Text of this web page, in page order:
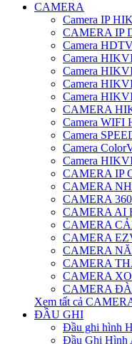
CAMERA
Camera IP
CAMERA IP
Camera
Camera
Camera
Camera
Camera
CAMERA
Camera WIFI
Camera
Camera
Camera
CAMERA IP
CAMERA
CAMERA
CAMERA AI
CAMERA
CAMERA
CAMERA
CAMERA
CAMERA
CAMERA
Xem tất cả
ĐẦU GHI
Đầu ghi hình
Đầu Ghi Hình